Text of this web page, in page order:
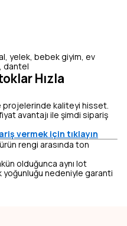
yelek, bebek giyim, ev
dantel
Hızla
projelerinde kaliteyi hisset.
avantajı ile şimdi sipariş
vermek için tıklayın
rengi arasında ton
olduğunca aynı lot
yoğunluğu nedeniyle garanti